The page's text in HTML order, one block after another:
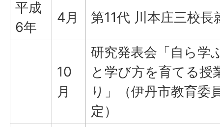
平成
6年
4月 第11代 川本庄三校長
10
月
研究発表会「自ら学
と学び方を育てる授
り」（伊丹市教育委
定）